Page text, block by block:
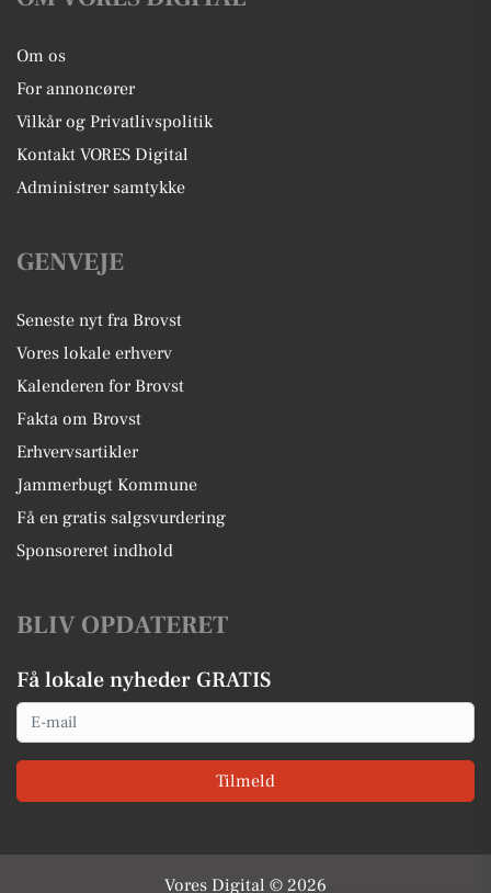
Om os
For annoncører
Vilkår og Privatlivspolitik
Kontakt VORES Digital
Administrer samtykke
GENVEJE
Seneste nyt fra Brovst
Vores lokale erhverv
Kalenderen for Brovst
Fakta om Brovst
Erhvervsartikler
Jammerbugt Kommune
Få en gratis salgsvurdering
Sponsoreret indhold
BLIV OPDATERET
Få lokale nyheder GRATIS
Email
Tilmeld
Vores Digital © 2026